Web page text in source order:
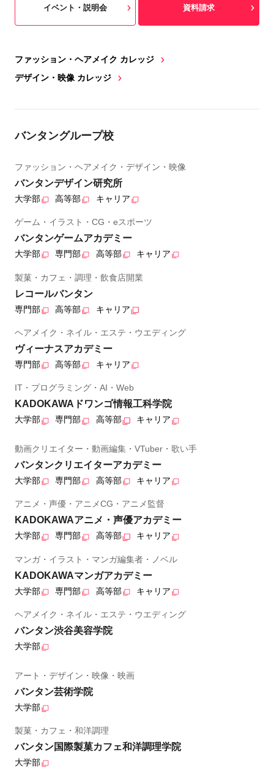
ファッション・ヘアメイク カレッジ
デザイン・映像 カレッジ
イベント・説明会 資料請求
バンタングループ校
ファッション・ヘアメイク・デザイン・映像
バンタンデザイン研究所
大学部 高等部 キャリア
ゲーム・イラスト・CG・eスポーツ
バンタンゲームアカデミー
大学部 専門部 高等部 キャリア
製菓・カフェ・調理・飲食店開業
レコールバンタン
専門部 高等部 キャリア
ヘアメイク・ネイル・エステ・ウエディング
ヴィーナスアカデミー
専門部 高等部 キャリア
IT・プログラミング・AI・Web
KADOKAWAドワンゴ情報工科学院
大学部 専門部 高等部 キャリア
動画クリエイター・動画編集・VTuber・歌い手
バンタンクリエイターアカデミー
大学部 専門部 高等部 キャリア
アニメ・声優・アニメCG・アニメ監督
KADOKAWAアニメ・声優アカデミー
大学部 専門部 高等部 キャリア
マンガ・イラスト・マンガ編集者・ノベル
KADOKAWAマンガアカデミー
大学部 専門部 高等部 キャリア
ヘアメイク・ネイル・エステ・ウエディング
バンタン渋谷美容学院
大学部
アート・デザイン・映像・映画
バンタン芸術学院
大学部
製菓・カフェ・和洋調理
バンタン国際製菓カフェ和洋調理学院
大学部